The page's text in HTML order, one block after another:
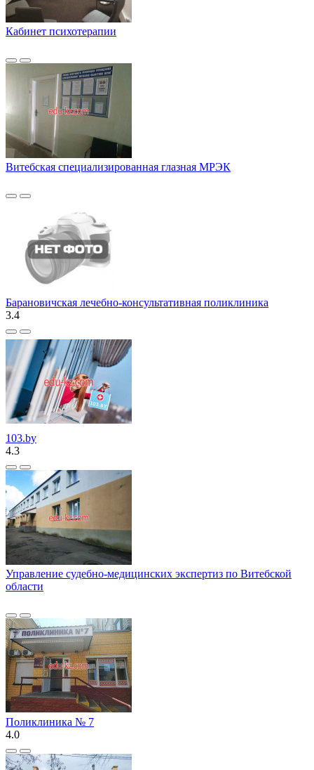
Кабинет психотерапии
Витебская специализированная глазная МРЭК
Барановичская лечебно-консультативная поликлиника
3.4
103.by
4.3
Управление судебно-медицинских экспертиз по Витебской
области
Поликлиника № 7
4.0